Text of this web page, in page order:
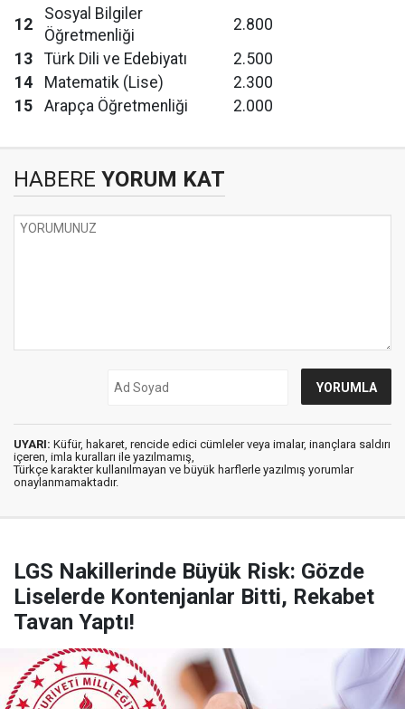
12
Sosyal Bilgiler
Öğretmenliği
2.800
13
Türk Dili ve Edebiyatı
2.500
14
Matematik (Lise)
2.300
15
Arapça Öğretmenliği 2.000
HABERE YORUM KAT
UYARI: Küfür, hakaret, rencide edici cümleler veya imalar, inançlara saldırı
içeren, imla kuralları ile yazılmamış,
Türkçe karakter kullanılmayan ve büyük harflerle yazılmış yorumlar
onaylanmamaktadır.
LGS Nakillerinde Büyük Risk: Gözde
Liselerde Kontenjanlar Bitti, Rekabet
Tavan Yaptı!